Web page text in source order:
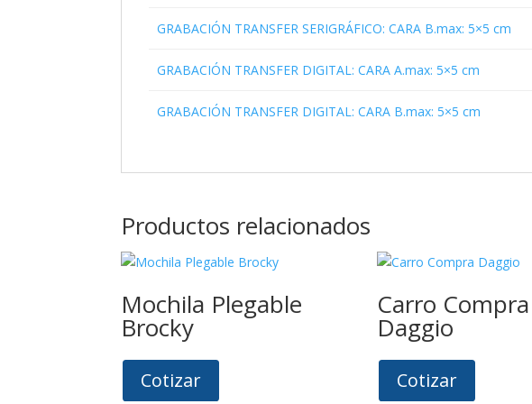
GRABACIÓN TRANSFER SERIGRÁFICO: CARA B.max: 5×5 cm
GRABACIÓN TRANSFER DIGITAL: CARA A.max: 5×5 cm
GRABACIÓN TRANSFER DIGITAL: CARA B.max: 5×5 cm
Productos relacionados
Mochila Plegable
Brocky
Cotizar
Carro Compra
Daggio
Cotizar